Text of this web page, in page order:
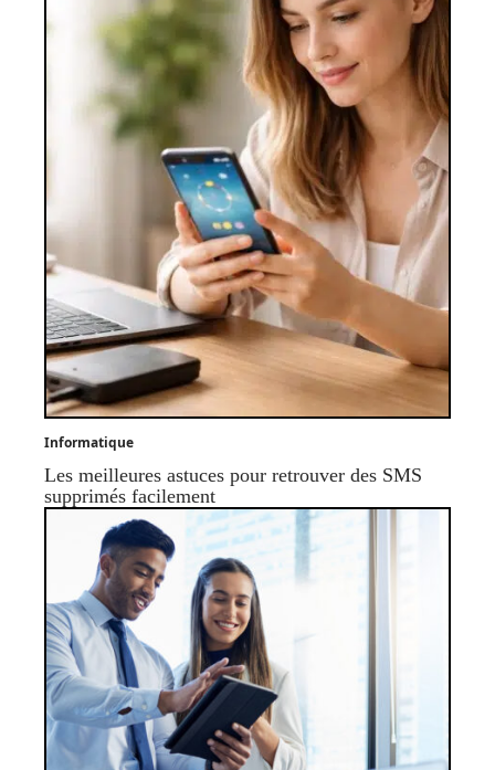
Informatique
Les meilleures astuces pour retrouver des SMS
supprimés facilement